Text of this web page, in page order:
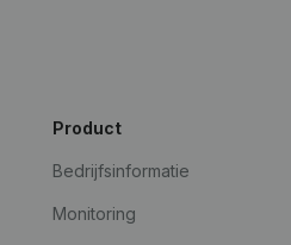
Product
Bedrijfsinformatie
Monitoring